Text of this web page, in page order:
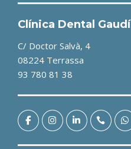
Clínica Dental Gaudí
C/ Doctor Salvà, 4
08224 Terrassa
93 780 81 38